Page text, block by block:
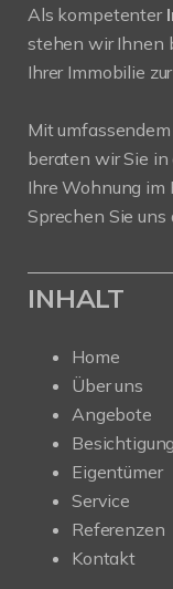
Als kompetenter
stehen wir Ihnen
Ihrer Immobilie
Mit
beraten wir Sie in
Ihre Wohnung im
Sprechen Sie uns
INHALT
Home
Über uns
Angebote
Eigentümer
Service
Referenzen
Kontakt